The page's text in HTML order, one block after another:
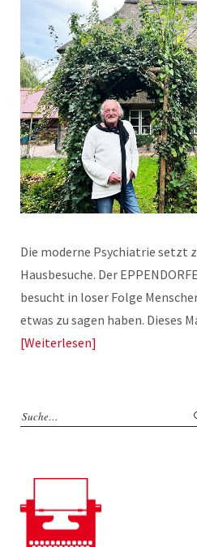
Die moderne Psychiatrie setzt
Hausbesuche. Der
besucht in loser Folge
etwas zu sagen haben. Dieses
Weiterlesen